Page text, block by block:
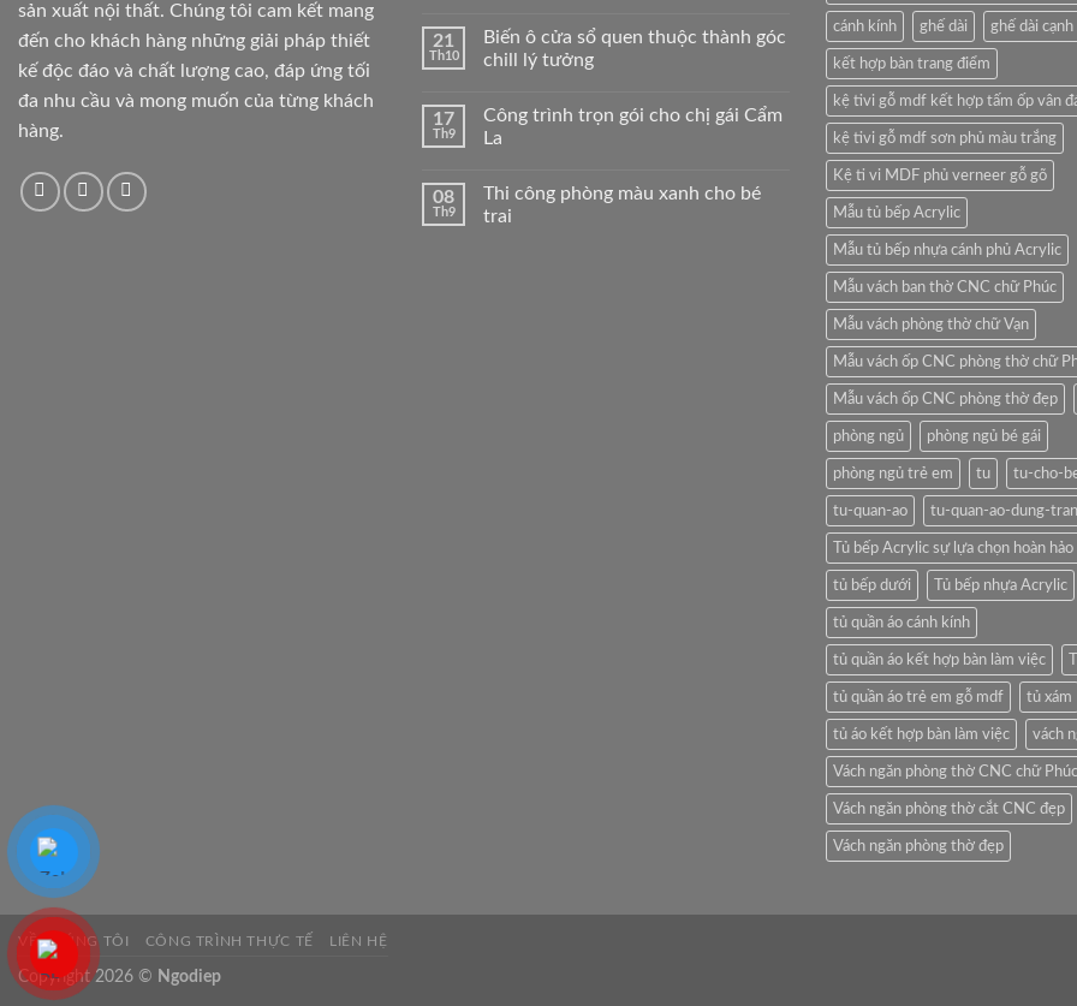
sản xuất nội thất. Chúng tôi cam kết mang
đến cho khách hàng những giải pháp thiết
kế độc đáo và chất lượng cao, đáp ứng tối
đa nhu cầu và mong muốn của từng khách
hàng.
21
Th10
Biến ô cửa sổ quen thuộc thành góc
chill lý tưởng
17
Th9
Công trình trọn gói cho chị gái Cẩm
La
08
Th9
Thi công phòng màu xanh cho bé
trai
cánh kính ghế dài ghế dài cạnh
kết hợp bàn trang điểm
kệ tivi gỗ mdf kết hợp tấm ốp vân
kệ tivi gỗ mdf sơn phủ màu trắng
Kệ ti vi MDF phủ verneer gỗ gõ
Mẫu tủ bếp Acrylic
Mẫu tủ bếp nhựa cánh phủ Acrylic
Mẫu vách ban thờ CNC chữ Phúc
Mẫu vách phòng thờ chữ Vạn
Mẫu vách ốp CNC phòng thờ chữ
Mẫu vách ốp CNC phòng thờ đẹp
phòng ngủ phòng ngủ bé gái
phòng ngủ trẻ em tu tu-cho-
tu-quan-ao tu-quan-ao-dung-tran
Tủ bếp Acrylic sự lựa chọn hoàn
tủ bếp dưới Tủ bếp nhựa Acrylic
tủ quần áo cánh kính
tủ quần áo kết hợp bàn làm việc
tủ quần áo trẻ em gỗ mdf tủ xám
tủ áo kết hợp bàn làm việc vách
Vách ngăn phòng thờ CNC chữ
Vách ngăn phòng thờ cắt CNC đẹp
Vách ngăn phòng thờ đẹp
VỀ CHÚNG TÔI CÔNG TRÌNH THỰC TẾ LIÊN HỆ
Copyright 2026 © Ngodiep